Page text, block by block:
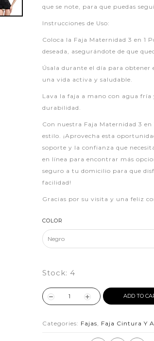
que se note, para que puedas
Instrucciones de Uso:
Coloca la Faja Maternidad 3 en 1
deseada, asegurándote de que
Úsala durante el día para obtener
una vida activa y saludable.
Lava la faja a mano con agua
durabilidad.
Con nuestra Faja Maternidad 3
estilo. ¡Aprovecha esta
soporte y la confianza que
en línea para encontrar más
seguro a tu domicilio para que
facilidad!
Gracias por su visita y una feliz
COLOR
Stock: 4
ADD TO
Categories: Fajas, Faja Cintura Y